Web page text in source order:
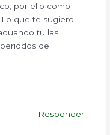
por ello como
que te sugiero
tu las
de
Responder